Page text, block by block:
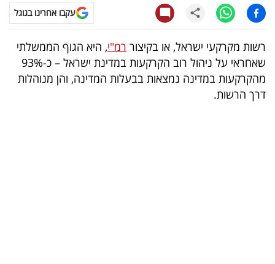
מדדים
ומחקרים
דעות
רכילות
עקבו אחרינו בגוגל
רשות מקרקעי ישראל, או בקיצור רמ"י, היא הגוף הממשלתי
שאחראי על ניהול רוב הקרקעות במדינת ישראל – כ-93%
מהקרקעות במדינה נמצאות בבעלות המדינה, והן מנוהלות
דרך הרשות.